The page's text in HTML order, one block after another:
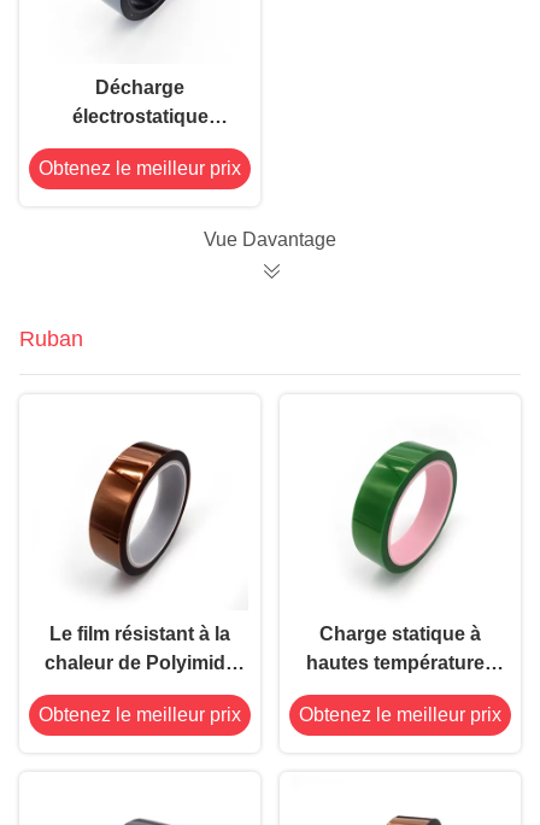
Décharge
électrostatique
adhésive du gris
d'argent de ruban
statique basse 100V
Obtenez le meilleur prix
Vue Davantage
Ruban
Le film résistant à la
chaleur de Polyimide
de ruban de Kapton a
soutenu les rubans
Obtenez le meilleur prix
Charge statique à
hautes températures
de masquage 2.4mil
de bande verte de
Obtenez le meilleur prix